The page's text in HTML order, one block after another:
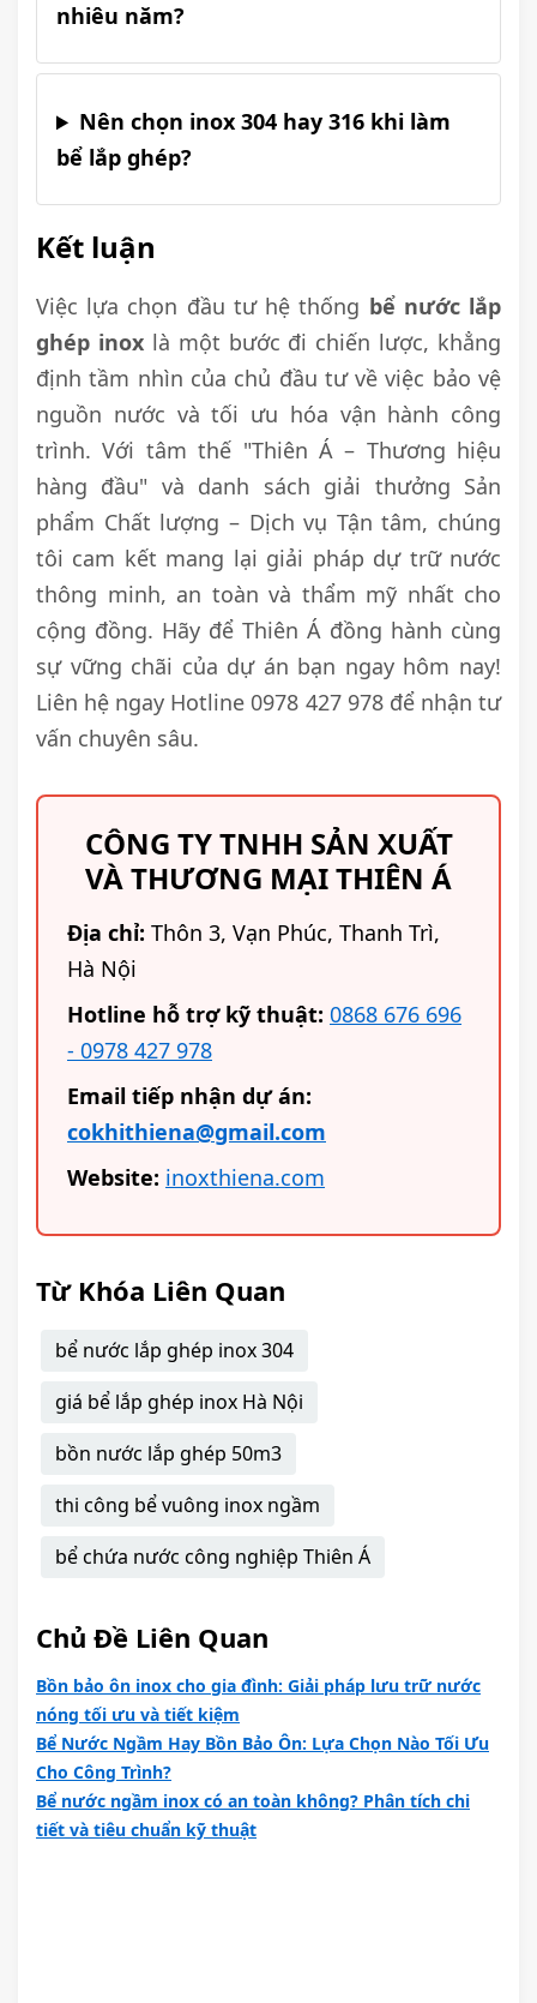
nhiêu năm?
Nên chọn inox 304 hay 316 khi làm
bể lắp ghép?
Kết luận
Việc lựa chọn đầu tư hệ thống bể nước lắp
ghép inoxlà một bước đi chiến lược, khẳng
định tầm nhìn của chủ đầu tư về việc bảo vệ
nguồn nước và tối ưu hóa vận hành công
trình. Với tâm thế "Thiên Á – Thương hiệu
hàng đầu" và danh sách giải thưởng Sản
phẩm Chất lượng – Dịch vụ Tận tâm, chúng
tôi cam kết mang lại giải pháp dự trữ nước
thông minh, an toàn và thẩm mỹ nhất cho
cộng đồng. Hãy để Thiên Á đồng hành cùng
sự vững chãi của dự án bạn ngay hôm nay!
Liên hệ ngay Hotline 0978 427 978 để nhận tư
vấn chuyên sâu.
CÔNG TY TNHH SẢN XUẤT
VÀ THƯƠNG MẠI THIÊN Á
Địa chỉ: Thôn 3, Vạn Phúc, Thanh Trì,
Hà Nội
Hotline hỗ trợ kỹ thuật: 0868 676 696
- 0978 427 978
Email tiếp nhận dự án:
cokhithiena@gmail.com
Website: inoxthiena.com
Từ Khóa Liên Quan
bể nước lắp ghép inox 304
giá bể lắp ghép inox Hà Nội
bồn nước lắp ghép 50m3
thi công bể vuông inox ngầm
bể chứa nước công nghiệp Thiên Á
Chủ Đề Liên Quan
Bồn bảo ôn inox cho gia đình: Giải pháp lưu trữ nước
nóng tối ưu và tiết kiệm
Bể Nước Ngầm Hay Bồn Bảo Ôn: Lựa Chọn Nào Tối Ưu
Cho Công Trình?
Bể nước ngầm inox có an toàn không? Phân tích chi
tiết và tiêu chuẩn kỹ thuật